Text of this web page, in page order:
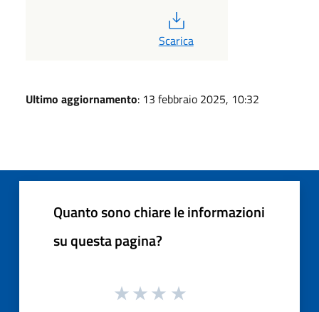
Scarica
Ultimo aggiornamento: 13 febbraio 2025, 10:32
Quanto sono chiare le informazioni
su questa pagina?